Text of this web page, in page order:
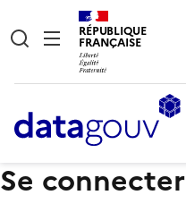
RÉPUBLIQUE
FRANÇAISE
Se connecter